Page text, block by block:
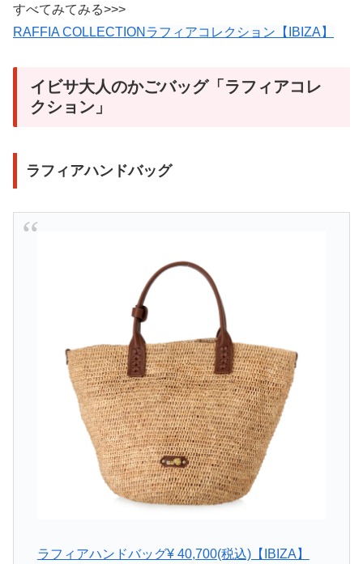
すべてみてみる>>>
RAFFIA COLLECTIONラフィアコレクション【IBIZA】
イビサ大人のかごバッグ「ラフィアコレ
クション」
ラフィアハンドバッグ
ラフィアハンドバッグ¥ 40,700(税込)【IBIZA】